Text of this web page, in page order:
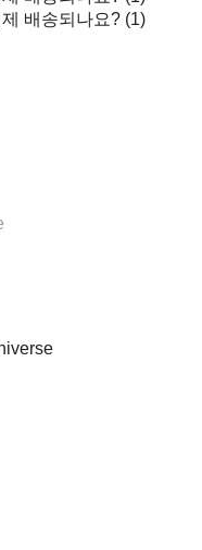
배송되나요? (1)